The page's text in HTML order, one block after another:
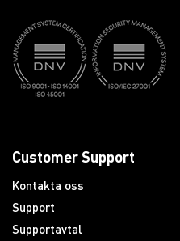
Customer Support
Kontakta oss
Support
Supportavtal